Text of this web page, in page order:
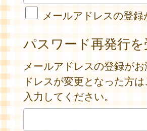
メールアドレスの登
パスワード再発行
メールアドレスの登録が
ドレスが変更となった方
入力してください。